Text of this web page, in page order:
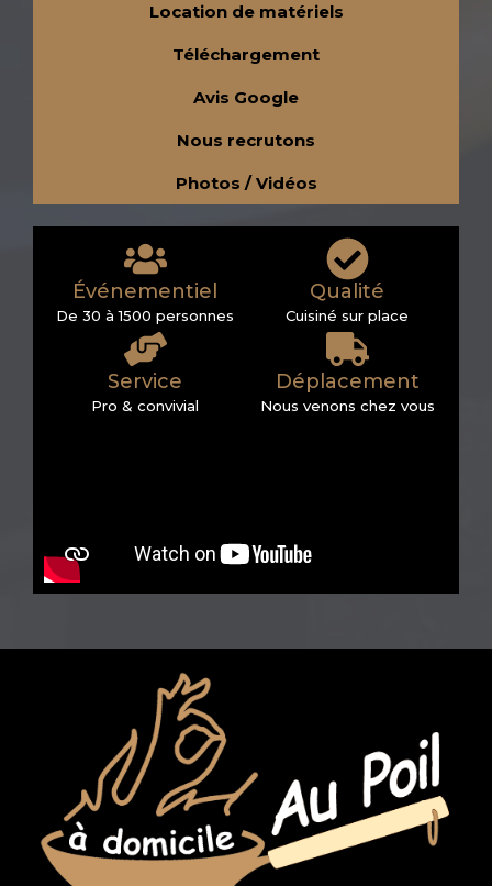
Location de matériels
Téléchargement
Avis Google
Nous recrutons
Photos / Vidéos
Événementiel
De 30 à 1500 personnes
Qualité
Cuisiné sur place
Service
Pro & convivial
Déplacement
Nous venons chez vous